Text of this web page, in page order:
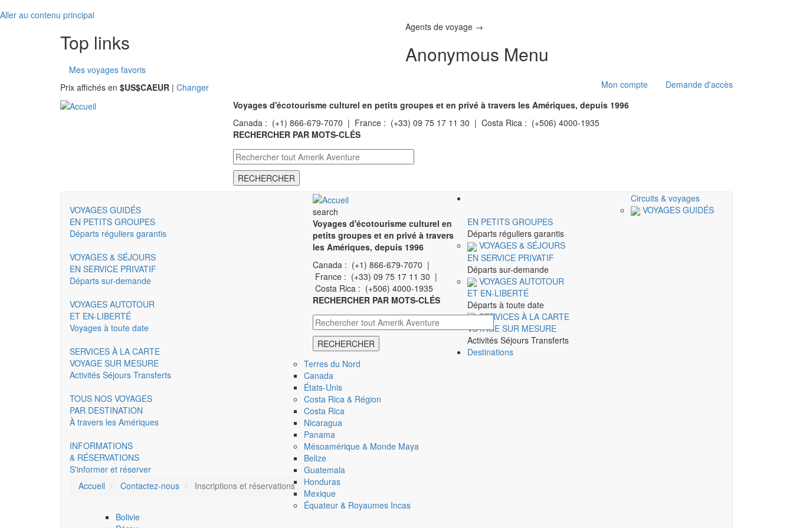
Aller au contenu principal
Top links
Mes voyages favoris
Prix affichés en $US$CAEUR | Changer
Agents de voyage →
Anonymous Menu
Mon compte
Demande d'accès
Voyages d'écotourisme culturel en petits groupes et en privé à travers les Amériques, depuis 1996
Canada : (+1) 866-679-7070 | France : (+33) 09 75 17 11 30 | Costa Rica : (+506) 4000-1935
RECHERCHER PAR MOTS-CLÉS
RECHERCHER
VOYAGES GUIDÉS
EN PETITS GROUPES
Départs réguliers garantis
VOYAGES & SÉJOURS
EN SERVICE PRIVATIF
Départs sur-demande
VOYAGES AUTOTOUR
ET EN-LIBERTÉ
Voyages à toute date
SERVICES À LA CARTE
VOYAGE SUR MESURE
Activités Séjours Transferts
TOUS NOS VOYAGES
PAR DESTINATION
À travers les Amériques
INFORMATIONS
& RÉSERVATIONS
S'informer et réserver
Accueil
Contactez-nous Inscriptions et réservations
search
Voyages d'écotourisme culturel en
petits groupes et en privé à travers
les Amériques, depuis 1996
Canada : (+1) 866-679-7070 |
France : (+33) 09 75 17 11 30 |
Costa Rica : (+506) 4000-1935
RECHERCHER PAR MOTS-CLÉS
RECHERCHER
Circuits & voyages
VOYAGES GUIDÉS
EN PETITS GROUPES
Départs réguliers garantis
VOYAGES & SÉJOURS
EN SERVICE PRIVATIF
Départs sur-demande
VOYAGES AUTOTOUR
ET EN-LIBERTÉ
Départs à toute date
SERVICES À LA CARTE
VOYAGE SUR MESURE
Activités Séjours Transferts
Destinations
Terres du Nord
Canada
États-Unis
Costa Rica & Région
Costa Rica
Nicaragua
Panama
Mésoamérique & Monde Maya
Belize
Guatemala
Honduras
Mexique
Équateur & Royaumes Incas
Bolivie